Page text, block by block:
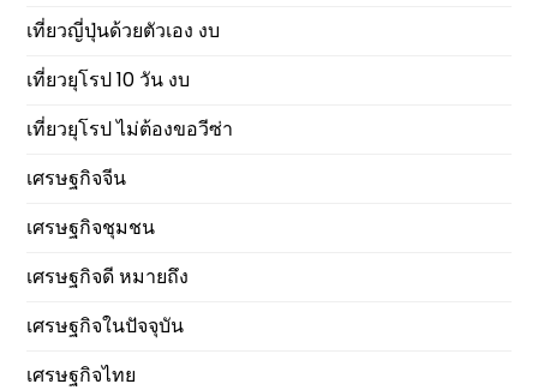
เที่ยวญี่ปุ่นด้วยตัวเอง งบ
เที่ยวยุโรป 10 วัน งบ
เที่ยวยุโรป ไม่ต้องขอวีซ่า
เศรษฐกิจจีน
เศรษฐกิจชุมชน
เศรษฐกิจดี หมายถึง
เศรษฐกิจในปัจจุบัน
เศรษฐกิจไทย